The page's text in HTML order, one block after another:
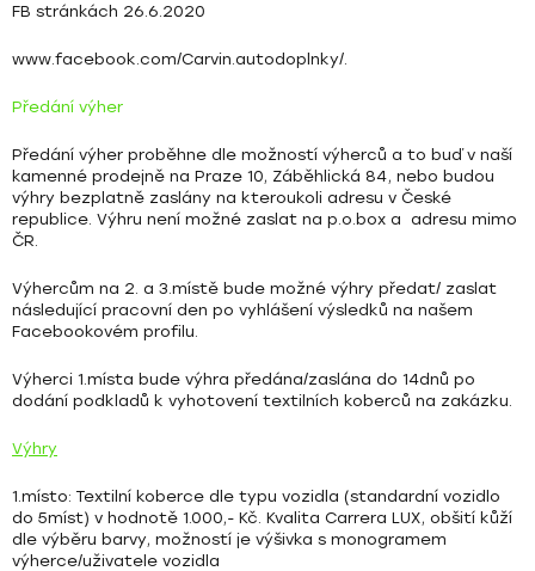
FB stránkách 26.6.2020
www.facebook.com/Carvin.autodoplnky/.
Předání výher
Předání výher proběhne dle možností výherců a to buď v naší
kamenné prodejně na Praze 10, Záběhlická 84, nebo budou
výhry bezplatně zaslány na kteroukoli adresu v České
republice. Výhru není možné zaslat na p.o.box a adresu mimo
ČR.
Výhercům na 2. a 3.místě bude možné výhry předat/ zaslat
následující pracovní den po vyhlášení výsledků na našem
Facebookovém profilu.
Výherci 1.místa bude výhra předána/zaslána do 14dnů po
dodání podkladů k vyhotovení textilních koberců na zakázku.
Výhry
1.místo: Textilní koberce dle typu vozidla (standardní vozidlo
do 5míst) v hodnotě 1.000,- Kč. Kvalita Carrera LUX, obšití kůží
dle výběru barvy, možností je výšivka s monogramem
výherce/uživatele vozidla